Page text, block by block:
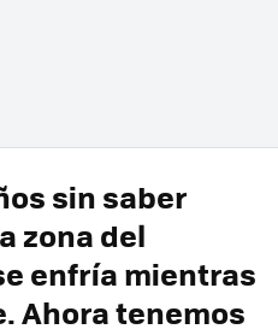
sin saber
zona del
enfría mientras
Ahora tenemos